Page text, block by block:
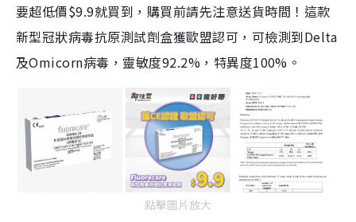
要超低價$9.9就買到，購買前請先注意送貨時間！這款
新型冠狀病毒抗原測試劑盒獲歐盟認可，可檢測到Delta
及Omicorn病毒，靈敏度92.2%，特異度100%。
點擊圖片放大